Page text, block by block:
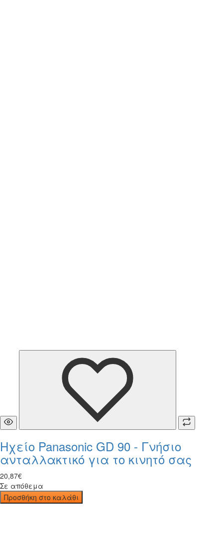
Ηχείο Panasonic GD 90 - Γνήσιο
ανταλλακτικό για το κινητό σας
20,87€
Σε απόθεμα
Προσθήκη στο καλάθι